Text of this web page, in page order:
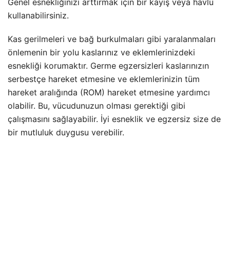
kullanabilirsiniz.
Kas gerilmeleri ve bağ burkulmaları gibi yaralanmaları
önlemenin bir yolu kaslarınız ve eklemlerinizdeki
esnekliği korumaktır. Germe egzersizleri kaslarınızın
serbestçe hareket etmesine ve eklemlerinizin tüm
hareket aralığında (ROM) hareket etmesine yardımcı
olabilir. Bu, vücudunuzun olması gerektiği gibi
çalışmasını sağlayabilir. İyi esneklik ve egzersiz size de
bir mutluluk duygusu verebilir.